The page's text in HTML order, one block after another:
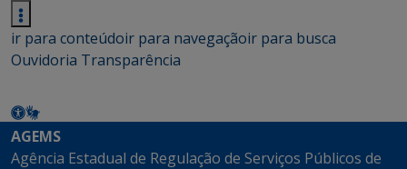
ir para conteúdoir para navegaçãoir para busca
Ouvidoria Transparência
AGEMS
Agência Estadual de Regulação de Serviços Públicos de